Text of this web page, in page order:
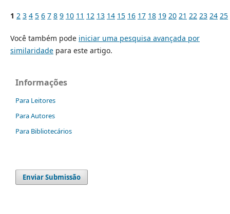
1 2 3 4 5 6 7 8 9 10 11 12 13 14 15 16 17 18 19 20 21 22 23 24 25
Você também pode iniciar uma pesquisa avançada por
similaridadepara este artigo.
Informações
Para Leitores
Para Autores
Para Bibliotecários
Enviar Submissão